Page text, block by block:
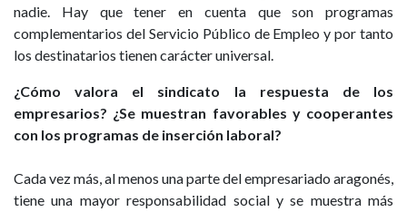
nadie. Hay que tener en cuenta que son programas
complementarios del Servicio Público de Empleo y por tanto
los destinatarios tienen carácter universal.
¿Cómo valora el sindicato la respuesta de los
empresarios? ¿Se muestran favorables y cooperantes
con los programas de inserción laboral?
Cada vez más, al menos una parte del empresariado aragonés,
tiene una mayor responsabilidad social y se muestra más